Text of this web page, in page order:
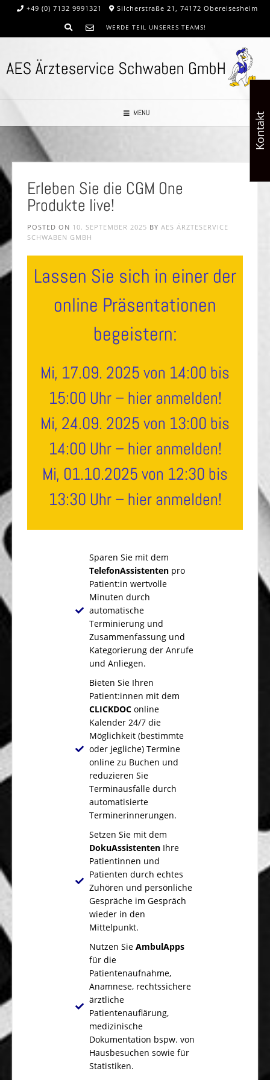
+49 (0) 7132 9991321 Silcherstraße 21, 74172 Obereisesheim
WERDE TEIL UNSERES TEAMS!
MENU
Erleben Sie die CGM One
Produkte live!
POSTED ON 10. SEPTEMBER 2025 BY AES ÄRZTESERVICE
SCHWABEN GMBH
Lassen Sie sich in einer der
online Präsentationen
begeistern:
Mi, 17.09. 2025 von 14:00 bis
15:00 Uhr – hier anmelden!
Mi, 24.09. 2025 von 13:00 bis
14:00 Uhr – hier anmelden!
Mi, 01.10.2025 von 12:30 bis
13:30 Uhr – hier anmelden!
Sparen Sie mit dem
TelefonAssistentenpro
Patient:in wertvolle
Minuten durch
automatische
Terminierung und
Zusammenfassung und
Kategorierung der Anrufe
und Anliegen.
Bieten Sie Ihren
Patient:innen mit dem
CLICKDOConline
Kalender 24/7 die
Möglichkeit (bestimmte
oder jegliche) Termine
online zu Buchen und
reduzieren Sie
Terminausfälle durch
automatisierte
Terminerinnerungen.
Setzen Sie mit dem
DokuAssistentenIhre
Patientinnen und
Patienten durch echtes
Zuhören und persönliche
Gespräche im Gespräch
wieder in den
Mittelpunkt.
Nutzen Sie AmbulApps
für die
Patientenaufnahme,
Anamnese, rechtssichere
ärztliche
Patientenauflärung,
medizinische
Dokumentation bspw. von
Hausbesuchen sowie für
Statistiken.
Kontakt